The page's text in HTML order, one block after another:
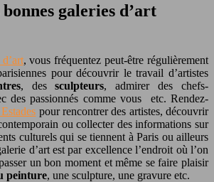
galeries d’art
, vous fréquentez peut-être régulièrement
pour découvrir le travail d’artistes
, dessculpteurs, admirer des chefs-
des passionnés comme vous etc. Rendez-
Estades pour rencontrer des artistes, découvrir
ou collecter des informations sur
culturels qui se tiennent à Paris ou ailleurs
d’art est par excellence l’endroit où l’on
un bon moment et même se faire plaisir
peinture, une sculpture, une gravure etc.